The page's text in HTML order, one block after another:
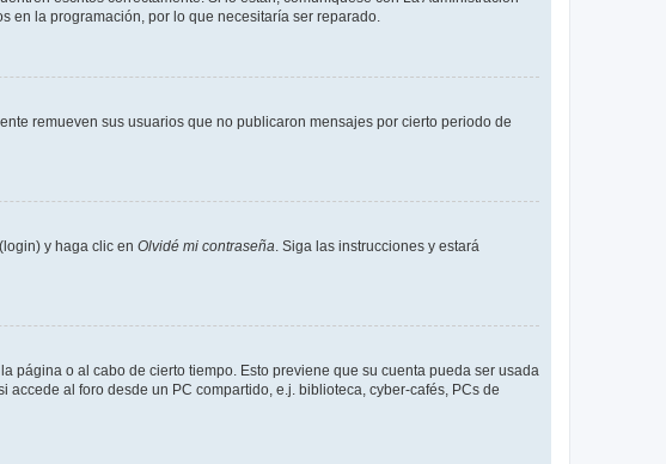
en la programación, por lo que necesitaría ser reparado.
remueven sus usuarios que no publicaron mensajes por cierto periodo de
y haga clic en Olvidé mi contraseña. Siga las instrucciones y estará
o al cabo de cierto tiempo. Esto previene que su cuenta pueda ser usada
al foro desde un PC compartido, e.j. biblioteca, cyber-cafés, PCs de